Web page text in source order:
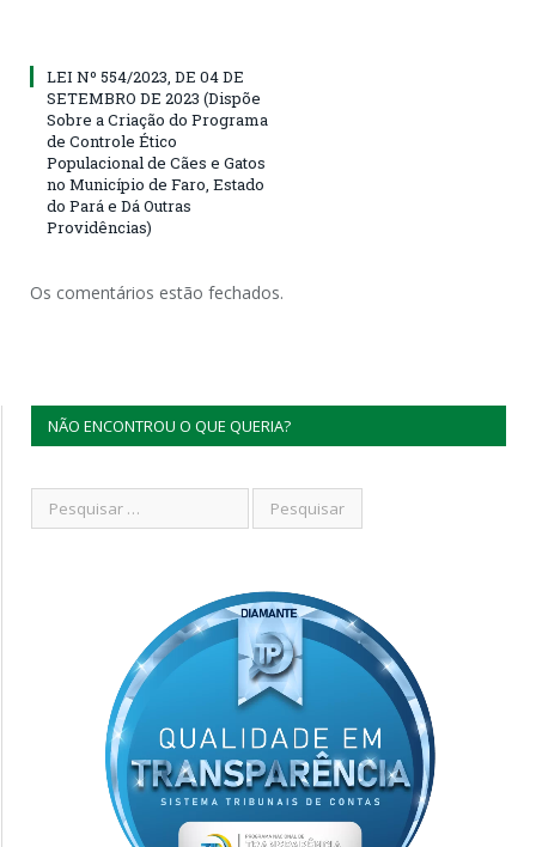
LEI Nº 554/2023, DE 04 DE
SETEMBRO DE 2023 (Dispõe
Sobre a Criação do Programa
de Controle Ético
Populacional de Cães e Gatos
no Município de Faro, Estado
do Pará e Dá Outras
Providências)
Os comentários estão fechados.
NÃO ENCONTROU O QUE QUERIA?